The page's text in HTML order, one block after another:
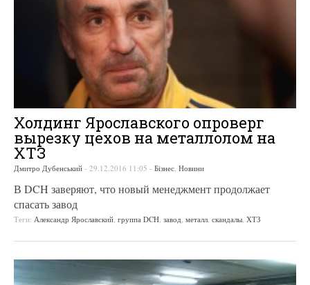
Холдинг Ярославского опроверг
вырезку цехов на металлолом на
ХТЗ
Дмитро Дубенський - 29.12.2016 11:05 - Бізнес, Новини
В DCH заверяют, что новый менеджмент продолжает
спасать завод
Теги: Александр Ярославский, группа DCH, завод, металл, скандалы, ХТЗ